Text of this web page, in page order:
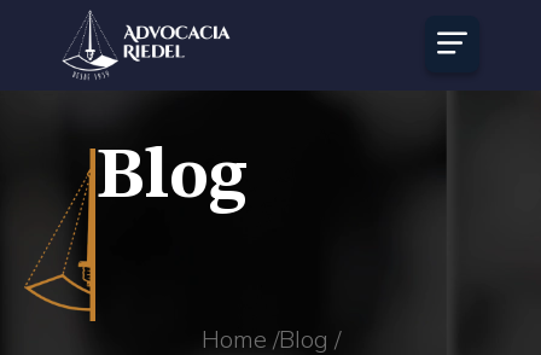
Blog
Home /Blog /